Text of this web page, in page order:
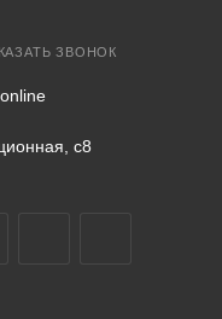
ЗВОНОК
с8